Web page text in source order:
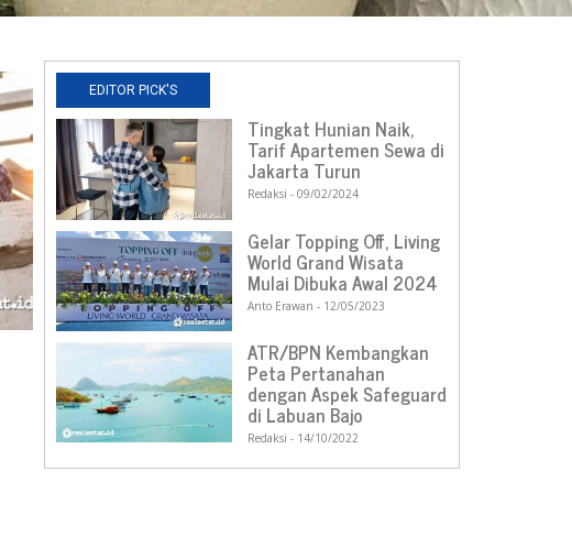
EDITOR PICK'S
Tingkat Hunian Naik,
Tarif Apartemen Sewa di
Jakarta Turun
Redaksi 09/02/2024
Gelar Topping Off, Living
World Grand Wisata
Mulai Dibuka Awal 2024
Anto Erawan 12/05/2023
ATR/BPN Kembangkan
Peta Pertanahan
dengan Aspek Safeguard
di Labuan Bajo
Redaksi 14/10/2022